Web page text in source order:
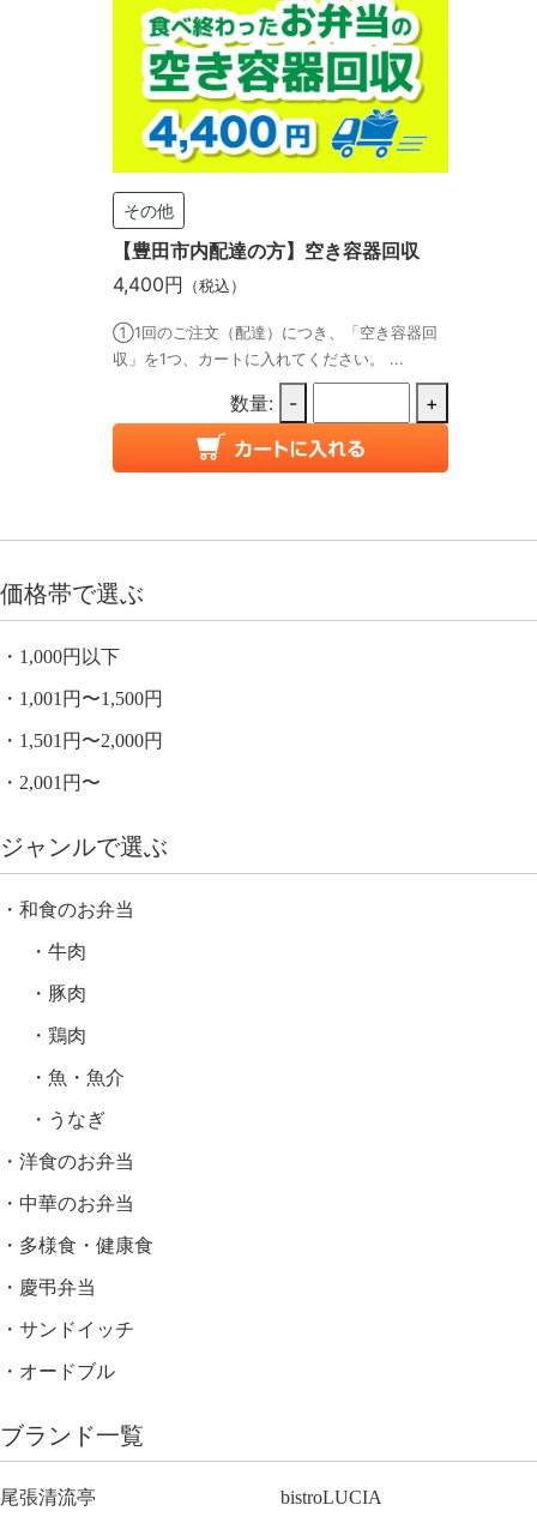
その他
【豊田市内配達の方】空き容器回収
4,400円 （税込）
①1回のご注文（配達）につき、「空き容器回
収」を1つ、カートに入れてください。 ...
数量: - +
価格帯で選ぶ
1,000円以下
1,001円〜1,500円
1,501円〜2,000円
2,001円〜
ジャンルで選ぶ
和食のお弁当
牛肉
豚肉
鶏肉
魚・魚介
うなぎ
洋食のお弁当
中華のお弁当
多様食・健康食
慶弔弁当
サンドイッチ
オードブル
ブランド一覧
尾張清流亭 bistroLUCIA